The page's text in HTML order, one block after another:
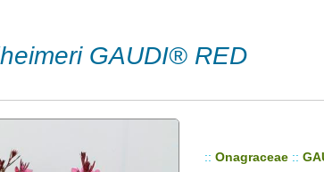
GAUDI® RED
:: Onagraceae ::